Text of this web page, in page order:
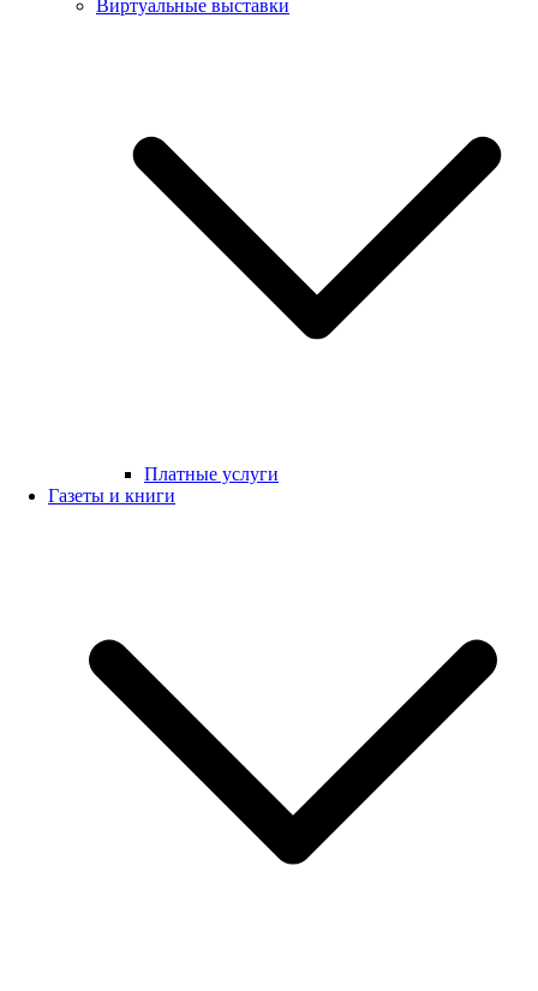
Виртуальные выставки
Платные услуги
Газеты и книги